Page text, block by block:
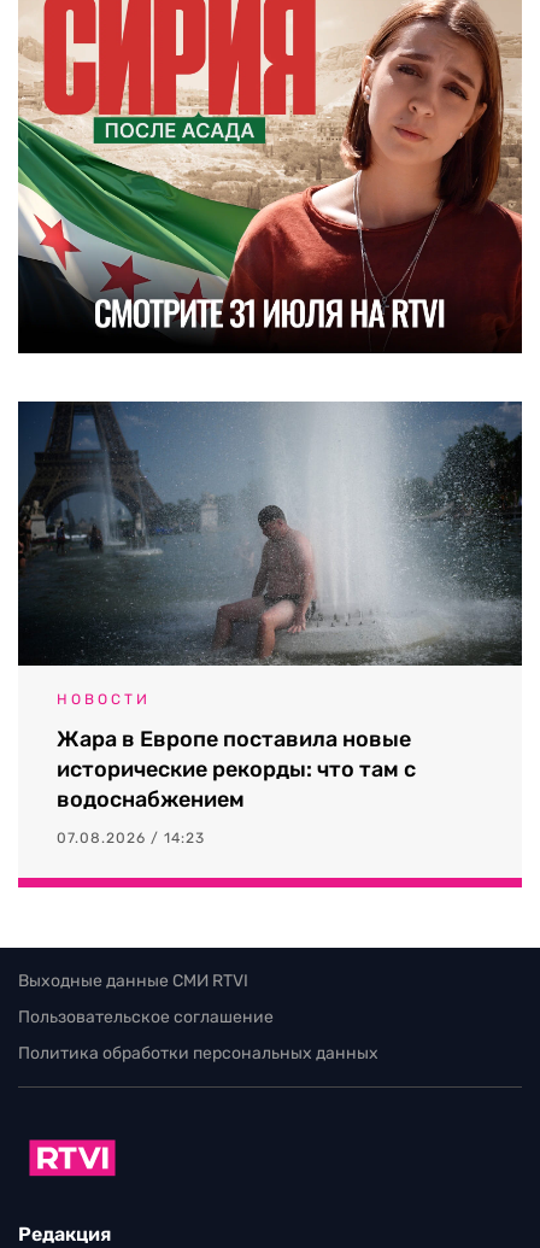
НОВОСТИ
Жара в Европе поставила новые
исторические рекорды: что там с
водоснабжением
07.08.2026 / 14:23
Выходные данные СМИ RTVI
Пользовательское соглашение
Политика обработки персональных данных
Редакция